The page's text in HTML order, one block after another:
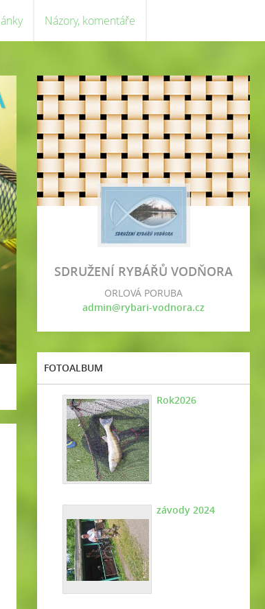
Názory, komentáře
SDRUŽENÍ RYBÁŘŮ VODŇORA
ORLOVÁ PORUBA
admin@rybari-vodnora.cz
FOTOALBUM
Rok2026
závody 2024